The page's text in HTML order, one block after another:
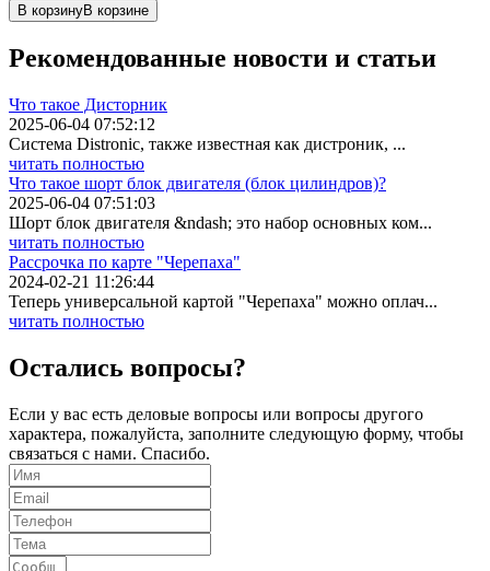
В корзинуВ корзине
Рекомендованные новости и статьи
Что такое Дисторник
2025-06-04 07:52:12
Система Distronic, также известная как дистроник, ...
читать полностью
Что такое шорт блок двигателя (блок цилиндров)?
2025-06-04 07:51:03
Шорт блок двигателя &ndash; это набор основных ком...
читать полностью
Рассрочка по карте "Черепаха"
2024-02-21 11:26:44
Теперь универсальной картой "Черепаха" можно оплач...
читать полностью
Остались вопросы?
Если у вас есть деловые вопросы или вопросы другого
характера, пожалуйста, заполните следующую форму, чтобы
связаться с нами. Спасибо.